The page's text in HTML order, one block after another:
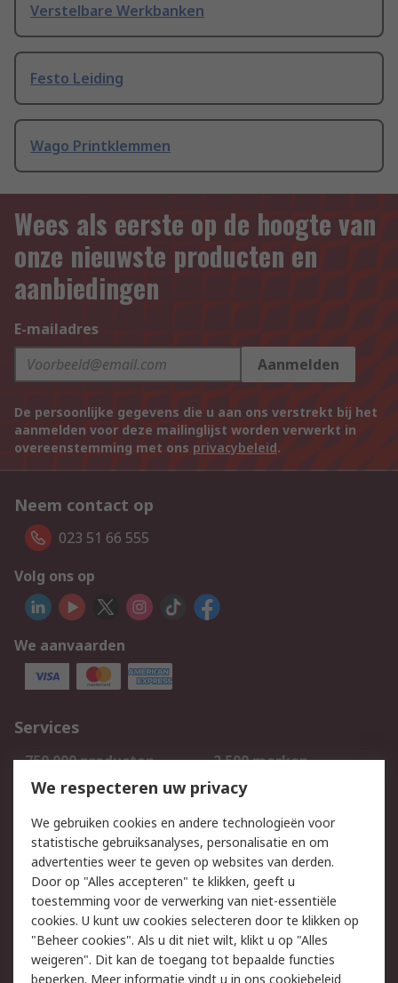
Verstelbare Werkbanken
Festo Leiding
Wago Printklemmen
Wees als eerste op de hoogte van
onze nieuwste producten en
aanbiedingen
E-mailadres
Aanmelden
De persoonlijke gegevens die u aan ons verstrekt bij het
aanmelden voor deze mailinglijst worden verwerkt in
overeenstemming met ons privacybeleid.
Neem contact op
023 51 66 555
Volg ons op
We aanvaarden
Services
750.000 producten
2.500 merken
Bestellen
Inkoopoplossingen
Track & Trace
Wettelijk
Cookiebeleid
Email veiligheid
Privacybeleid
Websitevoorwaarden
Algemene
We respecteren uw privacy
We gebruiken cookies en andere technologieën voor
statistische gebruiksanalyses, personalisatie en om
advertenties weer te geven op websites van derden.
Door op "Alles accepteren" te klikken, geeft u
toestemming voor de verwerking van niet-essentiële
cookies. U kunt uw cookies selecteren door te klikken op
"Beheer cookies". Als u dit niet wilt, klikt u op "Alles
weigeren". Dit kan de toegang tot bepaalde functies
beperken. Meer informatie vindt u in ons cookiebeleid